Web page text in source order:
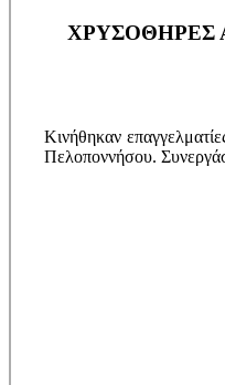
ΧΡΥΣΟΘΗΡΕΣ
Κινήθηκαν
Πελοποννήσου.